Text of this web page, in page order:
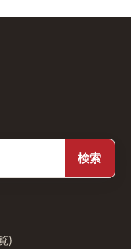
検索
)